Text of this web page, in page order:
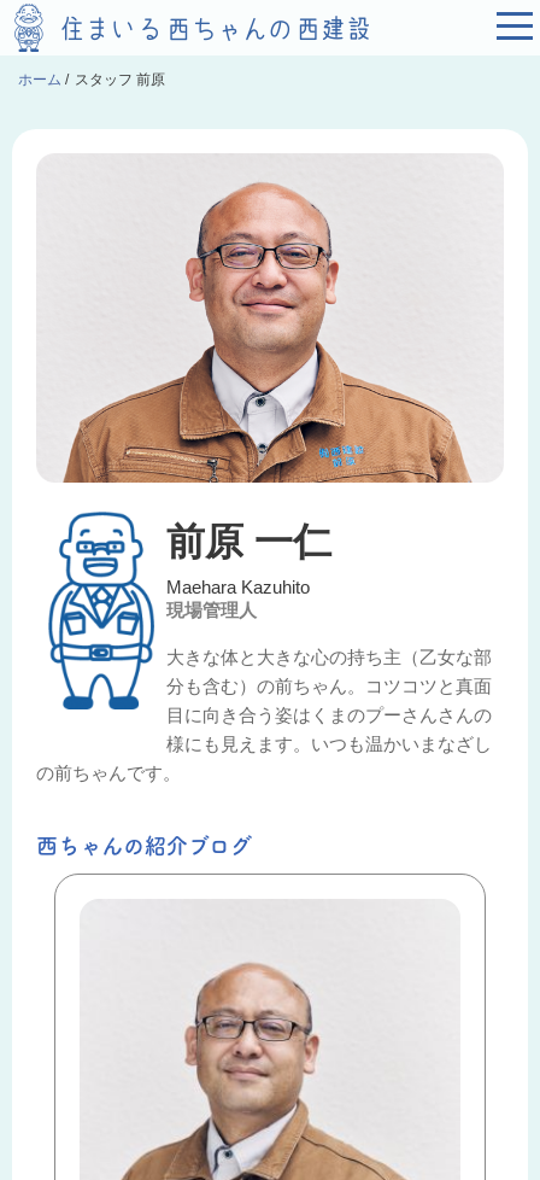
ホーム / スタッフ 前原
前原 一仁
Maehara Kazuhito
現場管理人
大きな体と大きな心の持ち主（乙女な部
分も含む）の前ちゃん。コツコツと真面
目に向き合う姿はくまのプーさんさんの
様にも見えます。いつも温かいまなざし
の前ちゃんです。
西ちゃんの紹介ブログ